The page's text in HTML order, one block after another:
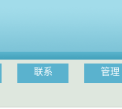
联系 管理